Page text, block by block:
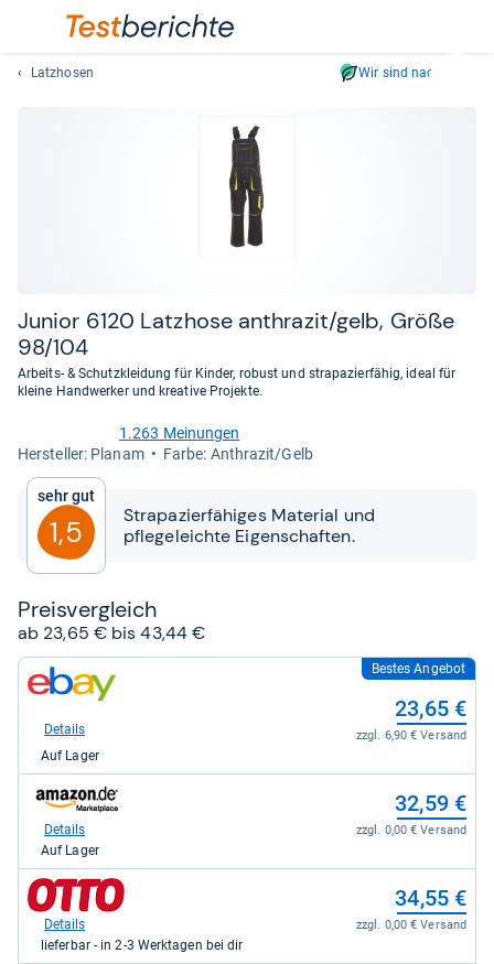
sich
Latzhosen Wir sind nachhaltig
Junior 6120 Latz­hose anthra­zit/gelb, Größe
98/104
Arbeits- & Schutzkleidung für Kinder, robust und strapazierfähig, ideal für
kleine Handwerker und kreative Projekte.
von
Sternen
1.263 Meinungen
Her­stel­ler: Planam
Farbe: Anthrazit/Gelb
Sehr gut
1,5
Strapazierfähiges Material und
pflegeleichte Eigenschaften.
Preis­ver­gleich
ab 23,65 € bis 43,44 €
zum
Shop:
eBay
23,65
kaufen.
Bestes Angebot
23,65 €
zzgl. 6,90 € Versand
Details
Auf Lager
zum
Shop:
Amazon.de
32,59
kaufen.
32,59 €
zzgl. 0,00 € Versand
Details
Auf Lager
zum
Shop:
Otto.de
34,55 €
zzgl. 0,00 € Versand
Details
lieferbar - in 2-3 Werktagen bei dir